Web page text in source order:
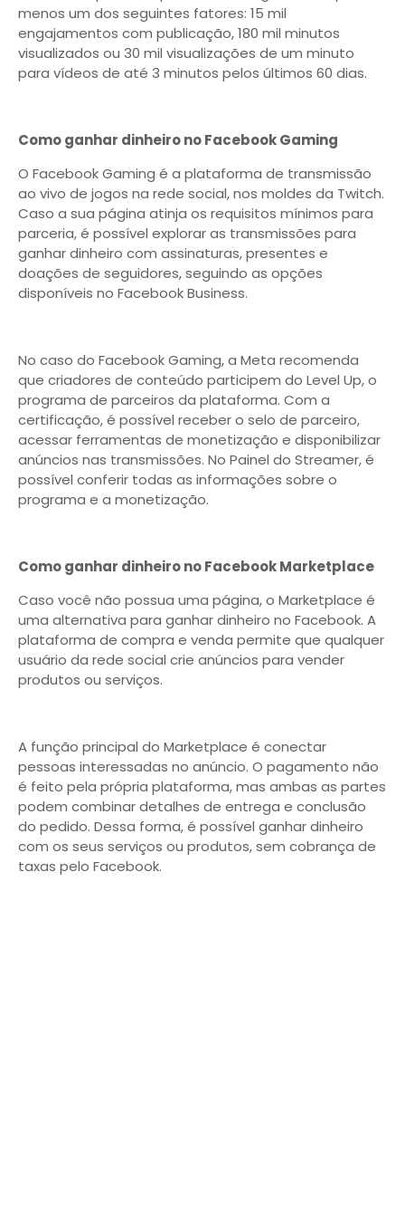
menos um dos seguintes fatores: 15 mil
engajamentos com publicação, 180 mil minutos
visualizados ou 30 mil visualizações de um minuto
para vídeos de até 3 minutos pelos últimos 60 dias.
Como ganhar dinheiro no Facebook Gaming
O Facebook Gaming é a plataforma de transmissão
ao vivo de jogos na rede social, nos moldes da Twitch.
Caso a sua página atinja os requisitos mínimos para
parceria, é possível explorar as transmissões para
ganhar dinheiro com assinaturas, presentes e
doações de seguidores, seguindo as opções
disponíveis no Facebook Business.
No caso do Facebook Gaming, a Meta recomenda
que criadores de conteúdo participem do Level Up, o
programa de parceiros da plataforma. Com a
certificação, é possível receber o selo de parceiro,
acessar ferramentas de monetização e disponibilizar
anúncios nas transmissões. No Painel do Streamer, é
possível conferir todas as informações sobre o
programa e a monetização.
Como ganhar dinheiro no Facebook Marketplace
Caso você não possua uma página, o Marketplace é
uma alternativa para ganhar dinheiro no Facebook. A
plataforma de compra e venda permite que qualquer
usuário da rede social crie anúncios para vender
produtos ou serviços.
A função principal do Marketplace é conectar
pessoas interessadas no anúncio. O pagamento não
é feito pela própria plataforma, mas ambas as partes
podem combinar detalhes de entrega e conclusão
do pedido. Dessa forma, é possível ganhar dinheiro
com os seus serviços ou produtos, sem cobrança de
taxas pelo Facebook.